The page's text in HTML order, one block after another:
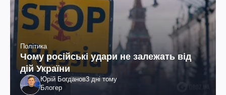
Політика
Чому російські удари не залежать від
дій України
Юрій Богданов3 дні тому
Блогер